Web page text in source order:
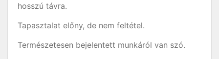
hosszú távra.
Tapasztalat előny, de nem feltétel.
Természetesen bejelentett munkáról van szó.